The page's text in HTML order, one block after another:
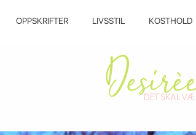
OPPSKRIFTER LIVSSTIL KOSTHOLD